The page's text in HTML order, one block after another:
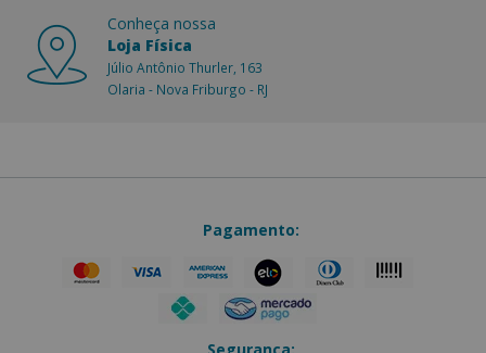
Conheça nossa
Loja Física
Júlio Antônio Thurler, 163
Olaria - Nova Friburgo - RJ
Pagamento: